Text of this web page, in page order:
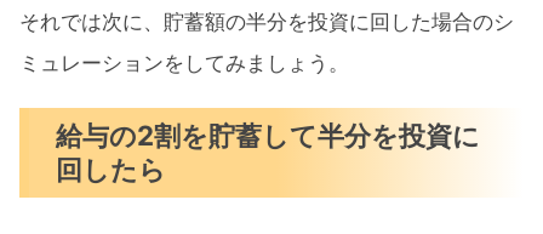
それでは次に、貯蓄額の半分を投資に回した場合のシ
ミュレーションをしてみましょう。
給与の2割を貯蓄して半分を投資に
回したら